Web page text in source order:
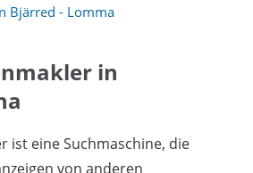
Bjärred - Lomma
in
ist eine Suchmaschine, die
von anderen